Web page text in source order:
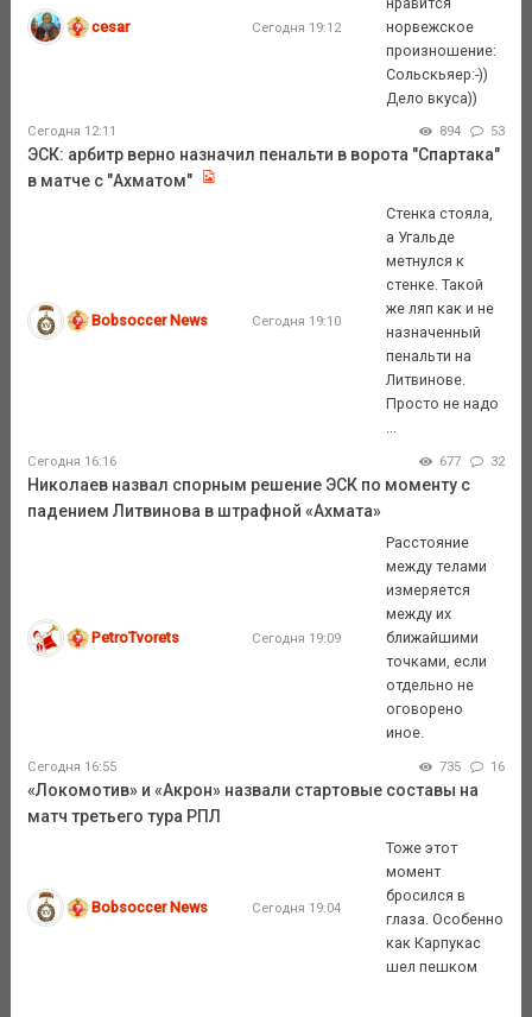
cesar Сегодня 19:12
норвежское
произношение:
Сольскьяер:-))
Дело вкуса))
Сегодня 12:11 894 53
ЭСК: арбитр верно назначил пенальти в ворота "Спартака"
в матче с "Ахматом"
Bobsoccer News Сегодня 19:10
Стенка стояла,
а Угальде
метнулся к
стенке. Такой
же ляп как и не
назначенный
пенальти на
Литвинове.
Просто не надо
Сегодня 16:16 677 32
Николаев назвал спорным решение ЭСК по моменту с
падением Литвинова в штрафной «Ахмата»
PetroTvorets Сегодня 19:09
Расстояние
между телами
измеряется
между их
ближайшими
точками, если
отдельно не
оговорено
иное.
Сегодня 16:55 735 16
«Локомотив» и «Акрон» назвали стартовые составы на
матч третьего тура РПЛ
Bobsoccer News Сегодня 19:04
Тоже этот
момент
бросился в
глаза. Особенно
как Карпукас
шел пешком